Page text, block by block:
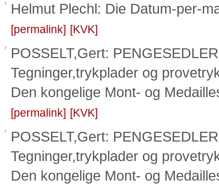
Helmut Plechl: Die Datum-per-
permalink KVK
POSSELT,Gert:
Tegninger,trykplader og
Den kongelige Mont- og
permalink KVK
POSSELT,Gert:
Tegninger,trykplader og
Den kongelige Mont- og